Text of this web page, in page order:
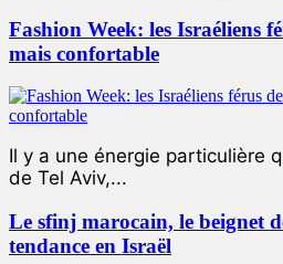
Fashion Week: les Israéliens
mais confortable
Il y a une énergie particulière
de Tel Aviv,...
Le sfinj marocain, le beignet
tendance en Israël